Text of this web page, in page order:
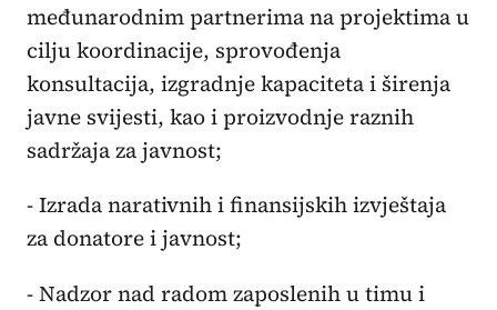
međunarodnim partnerima na projektima u
cilju koordinacije, sprovođenja
konsultacija, izgradnje kapaciteta i širenja
javne svijesti, kao i proizvodnje raznih
sadržaja za javnost;
- Izrada narativnih i finansijskih izvještaja
za donatore i javnost;
- Nadzor nad radom zaposlenih u timu i